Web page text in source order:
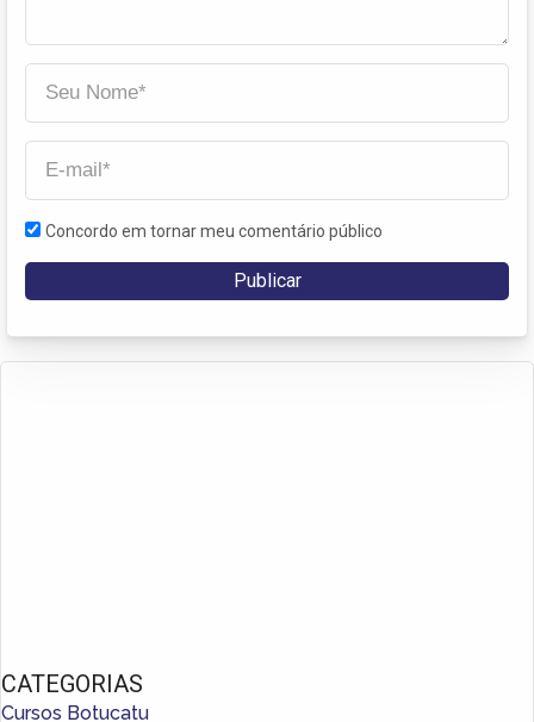
Concordo em tornar meu comentário público
CATEGORIAS
Cursos Botucatu